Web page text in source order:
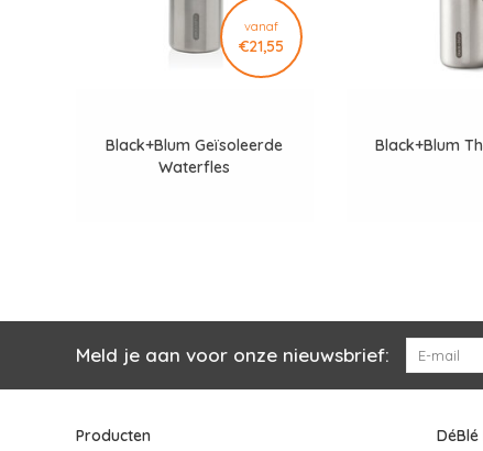
vanaf
€21,55
Black+Blum Geïsoleerde
Waterfles
Black+Blum
Meld je aan voor onze nieuwsbrief:
Producten